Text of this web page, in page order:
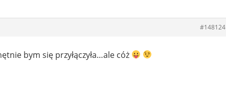
#148124
bym się przyłączyła…ale cóż